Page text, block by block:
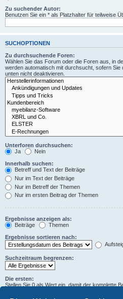
Zu suchender Autor:
Benutzen Sie ein * als Platzhalter für teilweise
SUCHOPTIONEN
Zu durchsuchende Foren:
Wählen Sie das Forum oder die Foren aus, in
werden automatisch mit durchsucht, sofern Sie
unten nicht deaktivieren.
Unterforen durchsuchen:
Ja
Nein
Innerhalb suchen:
Betreff und Text der Beiträge
Nur im Text der Beiträge
Nur im Betreff der Themen
Nur im ersten Beitrag der Themen
Ergebnisse anzeigen als:
Beiträge
Themen
Ergebnisse sortieren nach:
Suchzeitraum begrenzen:
Die ersten:
Stellen Sie 0 als Wert ein, damit der komplette